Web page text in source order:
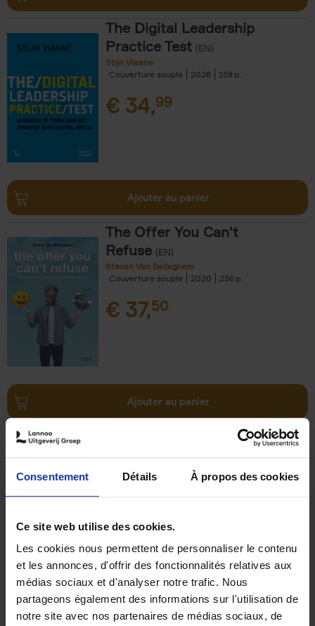
Consentement Détails À propos des cookies
Ce site web utilise des cookies.
Les cookies nous permettent de personnaliser le contenu
et les annonces, d'offrir des fonctionnalités relatives aux
médias sociaux et d'analyser notre trafic. Nous
partageons également des informations sur l'utilisation de
notre site avec nos partenaires de médias sociaux, de
The Digital Leadership
Practice Test (EN)
Stijn Viaene
Couverture souple
2026 159
€ 34,99
Ajouter au panier
The Offer You Can't
Refuse (EN)
Steven Van Belleghem
Couverture souple
2020 256
€ 37,50
Ajouter au panier
Ajouter au panier